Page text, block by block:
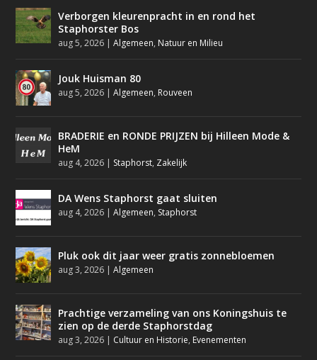
Verborgen kleurenpracht in en rond het
Staphorster Bos
aug 5, 2026 |Algemeen, Natuur en Milieu
Jouk Huisman 80
aug 5, 2026 |Algemeen, Rouveen
BRADERIE en RONDE PRIJZEN bij Hilleen Mode &
HeM
aug 4, 2026 | Staphorst, Zakelijk
DA Wens Staphorst gaat sluiten
aug 4, 2026 |Algemeen, Staphorst
Pluk ook dit jaar weer gratis zonnebloemen
aug 3, 2026 |Algemeen
Prachtige verzameling van ons Koningshuis te
zien op de derde Staphorstdag
aug 3, 2026 | Cultuur en Historie, Evenementen